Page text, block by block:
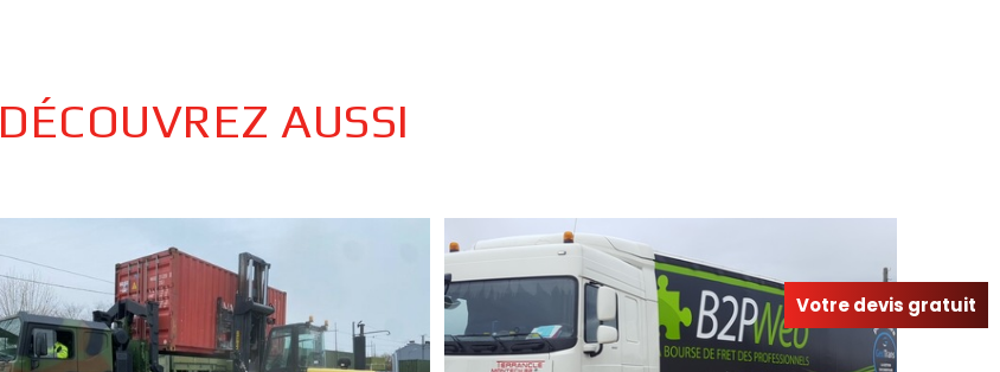
DÉCOUVREZ AUSSI
Votre devis gratuit